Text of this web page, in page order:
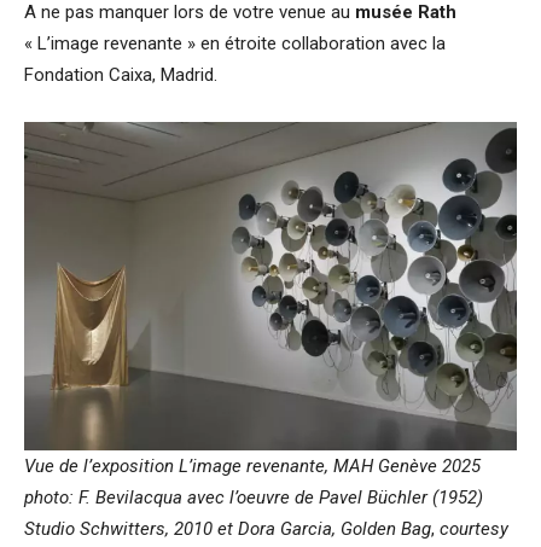
A ne pas manquer lors de votre venue au musée Rath
« L’image revenante » en étroite collaboration avec la
Fondation Caixa, Madrid.
Vue de l’exposition L’image revenante, MAH Genève 2025
photo: F. Bevilacqua avec l’oeuvre de Pavel Büchler (1952)
Studio Schwitters, 2010 et Dora Garcia, Golden Bag, courtesy